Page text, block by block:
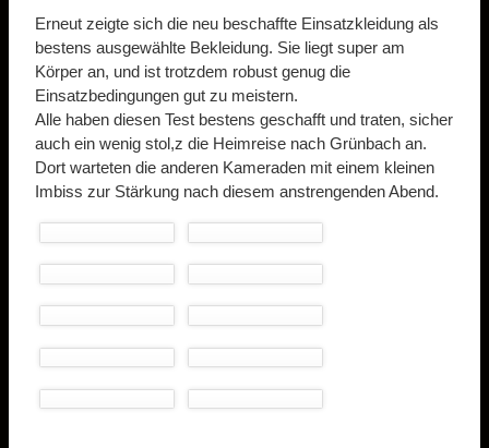
Erneut zeigte sich die neu beschaffte Einsatzkleidung als
bestens ausgewählte Bekleidung. Sie liegt super am
Körper an, und ist trotzdem robust genug die
Einsatzbedingungen gut zu meistern.
Alle haben diesen Test bestens geschafft und traten, sicher
auch ein wenig stol,z die Heimreise nach Grünbach an.
Dort warteten die anderen Kameraden mit einem kleinen
Imbiss zur Stärkung nach diesem anstrengenden Abend.